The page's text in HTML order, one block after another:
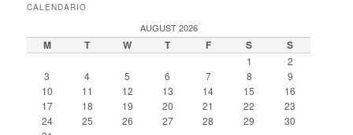
CALENDARIO
AUGUST 2026
M T W T F S S
1
2
3
4 5 6 7 8
9
10
11 12 13 14 15
16
17
18 19 20 21 22
23
24
25 26 27 28 29
30